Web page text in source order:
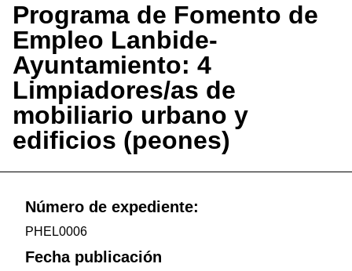
Programa de Fomento de
Empleo Lanbide-
Ayuntamiento: 4
Limpiadores/as de
mobiliario urbano y
edificios (peones)
Número de expediente:
PHEL0006
Fecha publicación